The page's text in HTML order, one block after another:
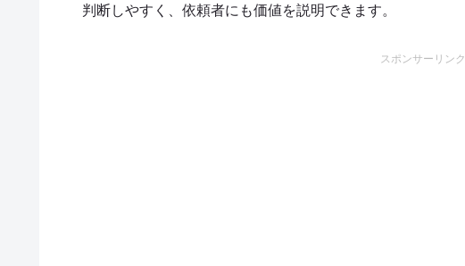
判断しやすく、依頼者にも価値を説明できます。
スポンサーリンク